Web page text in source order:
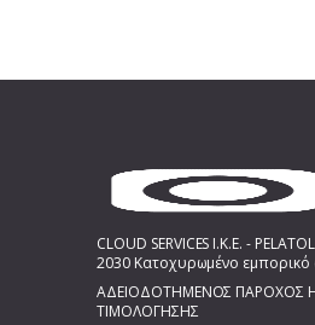
CLOUD SERVICES I.K.E. -
2030 Κατοχυρωμένο εμπορικό
ΑΔΕΙΟΔΟΤΗΜΕΝΟΣ ΠΑΡΟΧΟΣ
ΤΙΜΟΛΟΓΗΣΗΣ